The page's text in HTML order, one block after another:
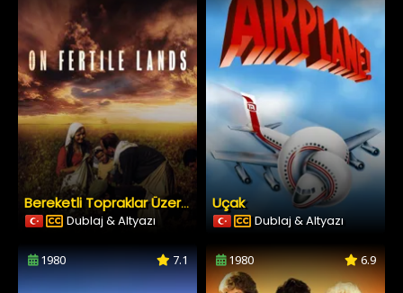
Bereketli Topraklar Üzerinde
Dublaj & Altyazı
Uçak
Dublaj & Altyazı
1980 7.1 1980 6.9